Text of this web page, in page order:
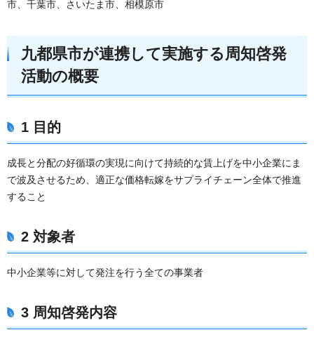
市、千葉市、さいたま市、相模原市
九都県市が連携して実施する周知啓発
活動の概要
1 目的
成長と分配の好循環の実現に向けて持続的な賃上げを中小企業にま
で波及させるため、適正な価格転嫁をサプライチェーン全体で推進
すること
2 対象者
中小企業等に対して発注を行う全ての事業者
3 周知啓発内容